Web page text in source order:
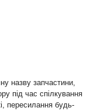
назву запчастини,
під час спілкування
пересилання будь-